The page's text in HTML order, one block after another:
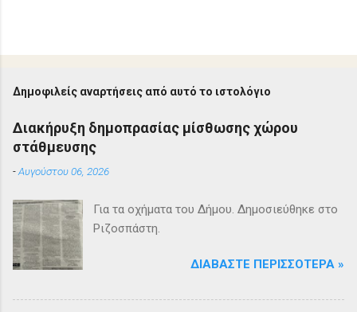
Δημοφιλείς αναρτήσεις από αυτό το ιστολόγιο
Διακήρυξη δημοπρασίας μίσθωσης χώρου
στάθμευσης
-Αυγούστου 06, 2026
Για τα οχήματα του Δήμου. Δημοσιεύθηκε στο
Ριζοσπάστη.
ΔΙΑΒΆΣΤΕ ΠΕΡΙΣΣΌΤΕΡΑ »